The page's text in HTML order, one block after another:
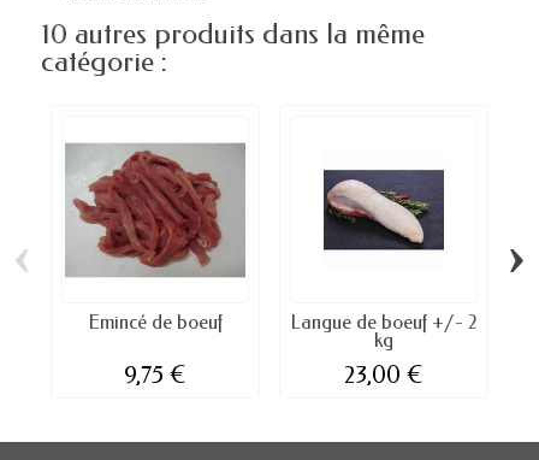
10 autres produits dans la même
catégorie :
Emincé de boeuf
9,75 €
Langue de boeuf +/- 2
kg
23,00 €
‹ ›